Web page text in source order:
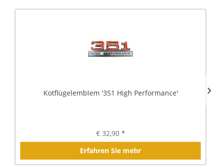
Kotflügelemblem '351 High Performance'
€ 32,90 *
Erfahren Sie mehr